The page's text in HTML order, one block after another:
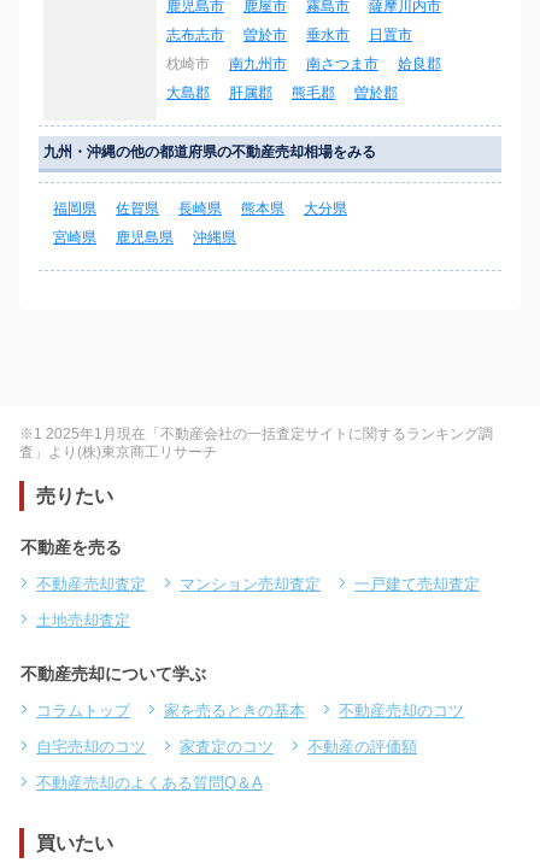
鹿児島市
鹿屋市 霧島市
薩摩川内市
志布志市
曽於市 垂水市
日置市
枕崎市
南九州市 南さつま市
姶良郡
大島郡
肝属郡 熊毛郡 曽於郡
九州・沖縄の他の都道府県の不動産売却相場をみる
福岡県 佐賀県 長崎県 熊本県
大分県
宮崎県
鹿児島県 沖縄県
※1 2025年1月現在「不動産会社の一括査定サイトに関するランキング調
査」より(株)東京商工リサーチ
売りたい
不動産を売る
不動産売却査定 マンション売却査定
一戸建て売却査定
土地売却査定
不動産売却について学ぶ
コラムトップ 家を売るときの基本
不動産売却のコツ
自宅売却のコツ
家査定のコツ
不動産の評価額
不動産売却のよくある質問Q＆A
買いたい